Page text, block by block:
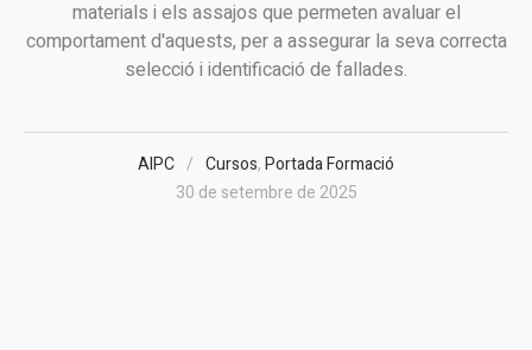
materials i els assajos que permeten avaluar el
comportament d'aquests, per a assegurar la seva correcta
selecció i identificació de fallades.
AIPC Cursos,Portada Formació
30 de setembre de 2025